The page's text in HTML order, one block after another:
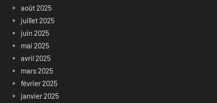
août 2025
juillet 2025
juin 2025
mai 2025
avril 2025
mars 2025
février 2025
janvier 2025